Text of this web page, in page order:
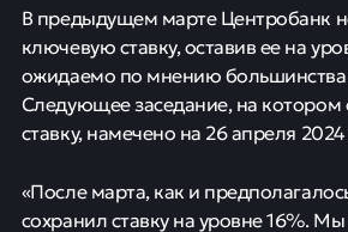
В предыдущем марте Центробанк
ключевую ставку, оставив ее на
ожидаемо по мнению большинства
Следующее заседание, на котором
ставку, намечено на 26 апреля
«После марта, как и
сохранил ставку на уровне 16%.